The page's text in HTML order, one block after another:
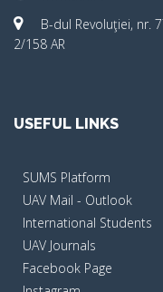
B-dul Revoluţiei, nr.
2/158 AR
USEFUL LINKS
SUMS Platform
UAV Mail - Outlook
International Students
UAV Journals
Facebook Page